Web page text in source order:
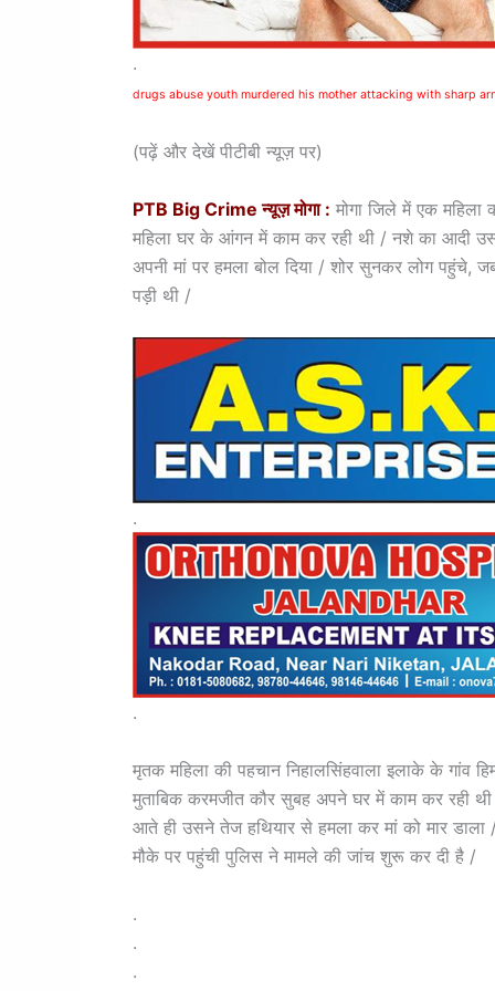
.
drugs abuse youth murdered his mother attacking with sharp
(पढ़ें और देखें पीटीबी न्यूज़ पर)
PTB Big Crime न्यूज़ मोगा : मोगा जिले में एक
महिला घर के आंगन में काम कर रही थी / नशे का आदी
अपनी मां पर हमला बोल दिया / शोर सुनकर लोग
पड़ी थी /
.
.
मृतक महिला की पहचान निहालसिंहवाला इलाके के गांव
मुताबिक करमजीत कौर सुबह अपने घर में काम कर रही
आते ही उसने तेज हथियार से हमला कर मां को मार डाला
मौके पर पहुंची पुलिस ने मामले की जांच शुरू कर दी है /
.
.
.